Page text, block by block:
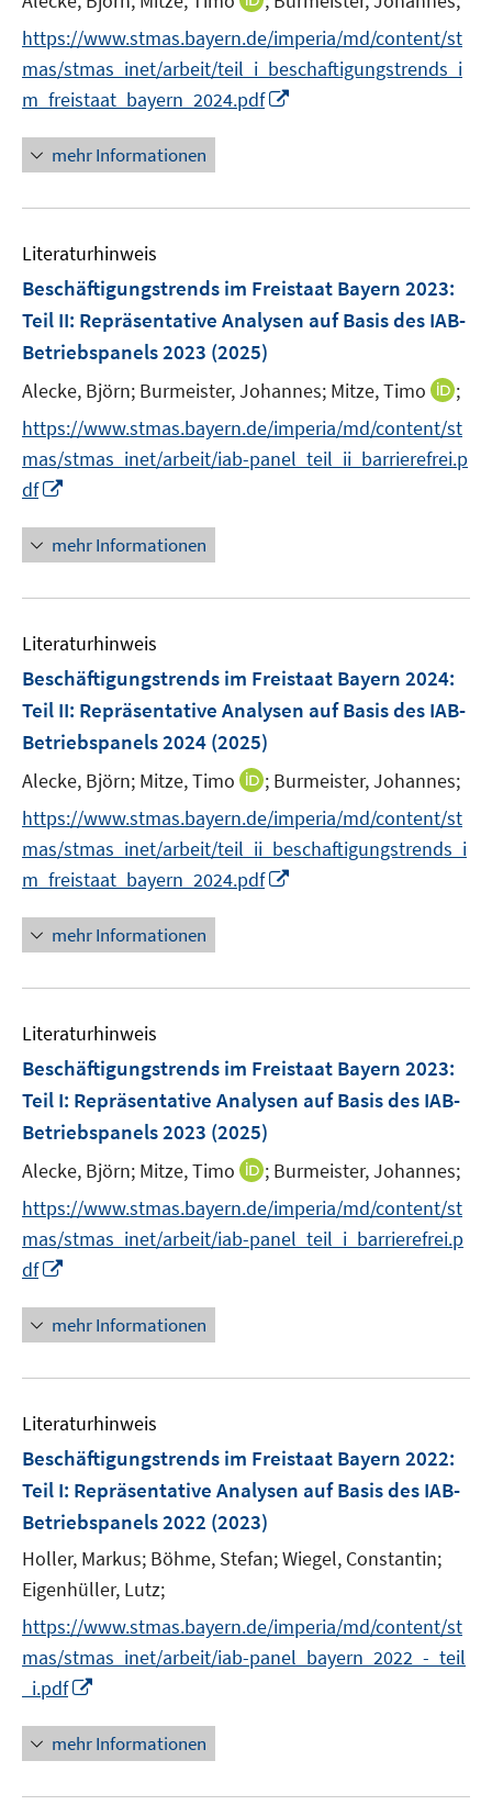
n
n
e
u
e
t
e
r
ö
f
f
e
https://www.stmas.bayern.de/imperia/md/content/st
mas/stmas_inet/arbeit/teil_i_beschaftigungstrends_i
m_freistaat_bayern_2024.pdf
u
F
n
t
r
ö
n
mehr Informationen
Literaturhinweis
Beschäftigungstrends im Freistaat Bayern 2023:
Teil II: Repräsentative Analysen auf Basis des IAB-
Betriebspanels 2023 (2025)
Alecke, Björn; Burmeister, Johannes; Mitze, Timo
I
n
n
e
e
e
f
f
n
e
;
https://www.stmas.bayern.de/imperia/md/content/st
mas/stmas_inet/arbeit/iab-panel_teil_ii_barrierefrei.p
df
n
e
u
m
F
n
s
t
r
ö
f
n
e
n
mehr Informationen
Literaturhinweis
Beschäftigungstrends im Freistaat Bayern 2024:
Teil II: Repräsentative Analysen auf Basis des IAB-
Betriebspanels 2024 (2025)
Alecke, Björn; Mitze, Timo
I
n
n
e
u
e
t
e
r
ö
f
f
e
; Burmeister, Johannes;
https://www.stmas.bayern.de/imperia/md/content/st
mas/stmas_inet/arbeit/teil_ii_beschaftigungstrends_i
m_freistaat_bayern_2024.pdf
u
F
n
t
r
ö
n
mehr Informationen
Literaturhinweis
Beschäftigungstrends im Freistaat Bayern 2023:
Teil I: Repräsentative Analysen auf Basis des IAB-
Betriebspanels 2023 (2025)
Alecke, Björn; Mitze, Timo
I
n
n
e
e
t
e
r
ö
f
n
e
n
; Burmeister, Johannes;
https://www.stmas.bayern.de/imperia/md/content/st
mas/stmas_inet/arbeit/iab-panel_teil_i_barrierefrei.p
df
n
e
u
m
F
n
s
t
e
ö
f
f
e
n
mehr Informationen
Literaturhinweis
Beschäftigungstrends im Freistaat Bayern 2022:
Teil I: Repräsentative Analysen auf Basis des IAB-
Betriebspanels 2022 (2023)
Holler, Markus; Böhme, Stefan;Wiegel, Constantin;
Eigenhüller, Lutz;
https://www.stmas.bayern.de/imperia/md/content/st
mas/stmas_inet/arbeit/iab-panel_bayern_2022_-_teil
_i.pdf
n
e
u
mehr Informationen